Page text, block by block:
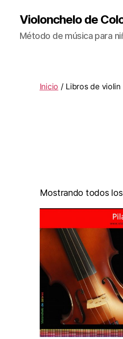
Violonchelo de
Método de música para
Inicio / Libros de violin
Mostrando todos